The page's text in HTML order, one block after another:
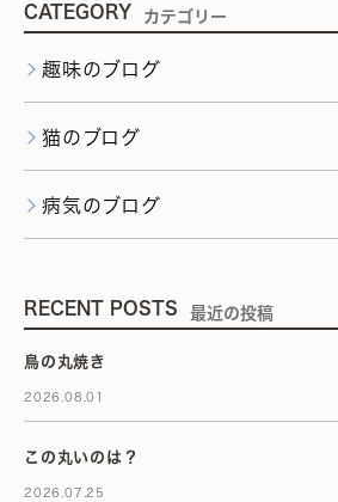
CATEGORY カテゴリー
趣味のブログ
猫のブログ
病気のブログ
RECENT POSTS 最近の投稿
鳥の丸焼き
2026.08.01
この丸いのは？
2026.07.25